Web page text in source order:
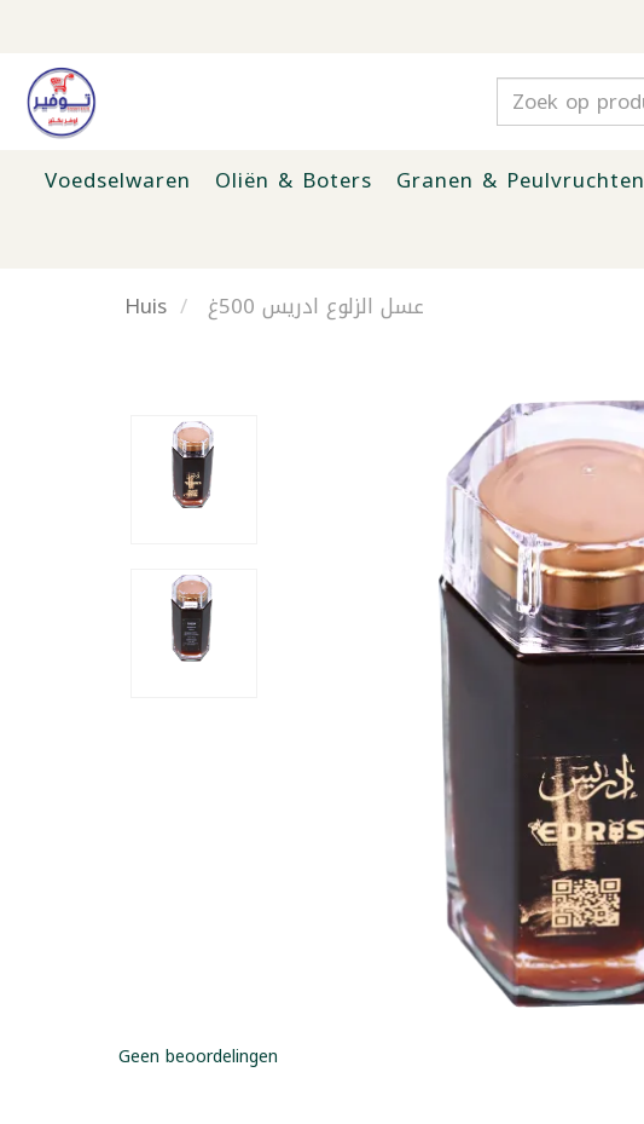
Voedselwaren Oliën & Boters Granen & Peulvruchten
Huis
عسل الزلوع ادريس 500غ
Geen beoordelingen